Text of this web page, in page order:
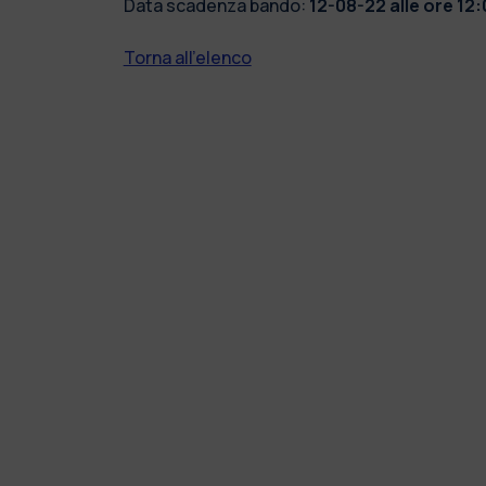
Data scadenza bando: 12-08-22 alle ore
Torna all'elenco